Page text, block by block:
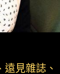
見雜誌、